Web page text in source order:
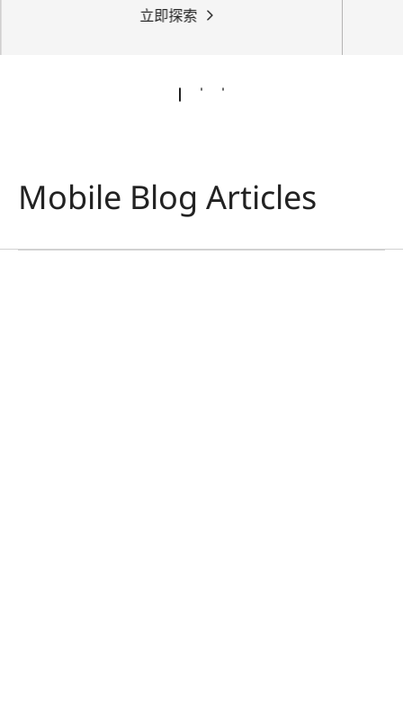
立即探索
Mobile Blog Articles
PHOTOGRAPHY
Made for Seeing